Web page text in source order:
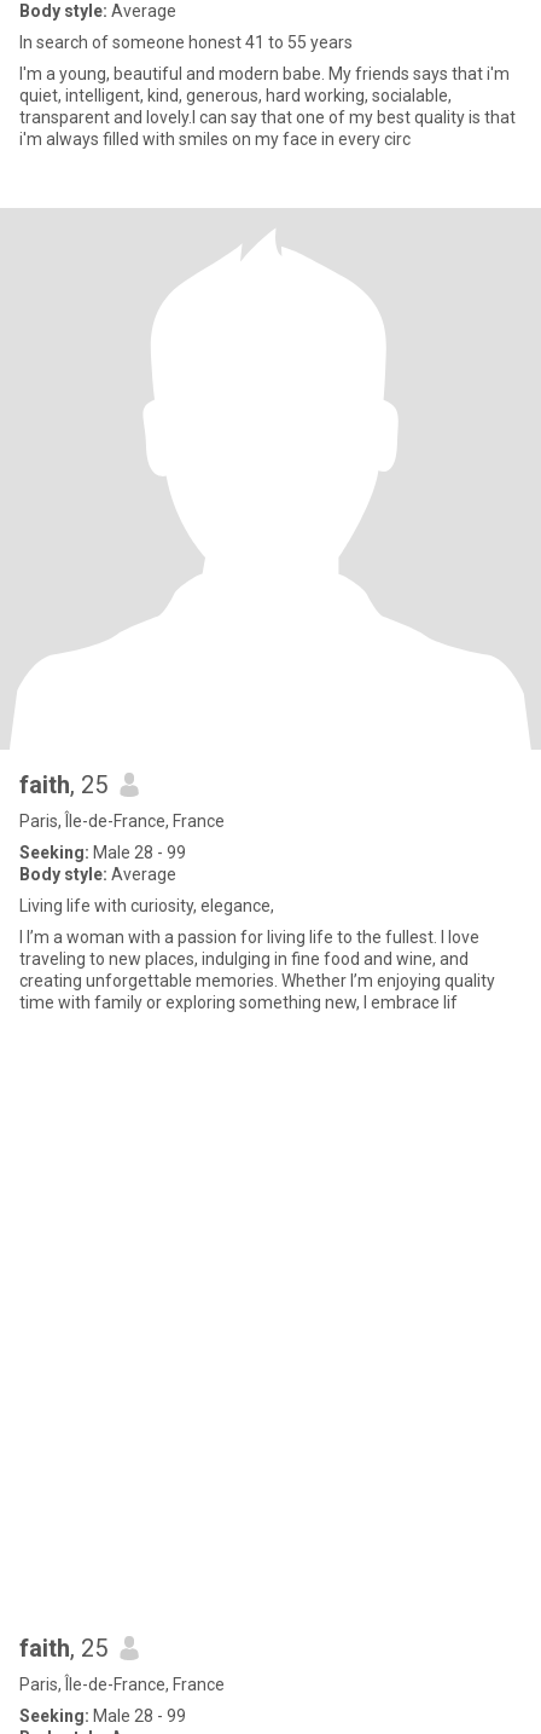
Body style: Average
In search of someone honest 41 to 55 years
I'm a young, beautiful and modern babe. My friends says that i'm
quiet, intelligent, kind, generous, hard working, socialable,
transparent and lovely.I can say that one of my best quality is that
i'm always filled with smiles on my face in every circ
faith, 25
Paris, Île-de-France, France
Seeking: Male 28 - 99
Body style: Average
Living life with curiosity, elegance,
I I’m a woman with a passion for living life to the fullest. I love
traveling to new places, indulging in fine food and wine, and
creating unforgettable memories. Whether I’m enjoying quality
time with family or exploring something new, I embrace lif
faith, 25
Paris, Île-de-France, France
Seeking: Male 28 - 99